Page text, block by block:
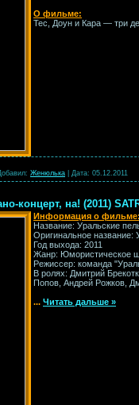
О фильме:
Тес, Доун и Кара — три
Женюлька Дата: 05.12.2011
концерт, на! (2011)
Информация о фильме:
Название: Уральские
Оригинальное название:
Год выхода: 2011
Жанр: Юмористическое
Режиссер: команда
В ролях: Дмитрий
Попов, Андрей Рожков,
... Читать дальше »